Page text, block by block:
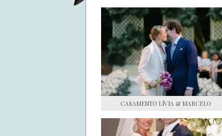
CASAMENTO LÍVIA & MARCELO